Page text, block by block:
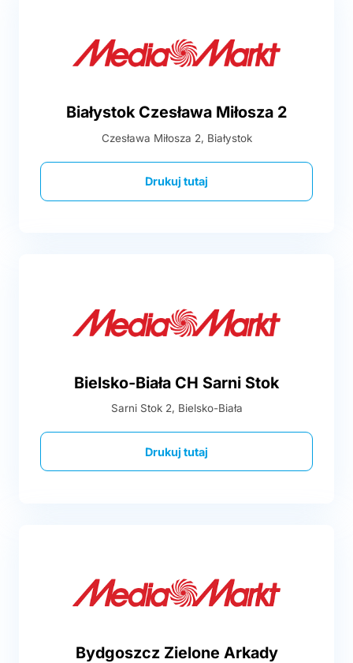
Białystok Czesława Miłosza 2
Czesława Miłosza 2, Białystok
Drukuj tutaj
Bielsko-Biała CH Sarni Stok
Sarni Stok 2, Bielsko-Biała
Drukuj tutaj
Bydgoszcz Zielone Arkady